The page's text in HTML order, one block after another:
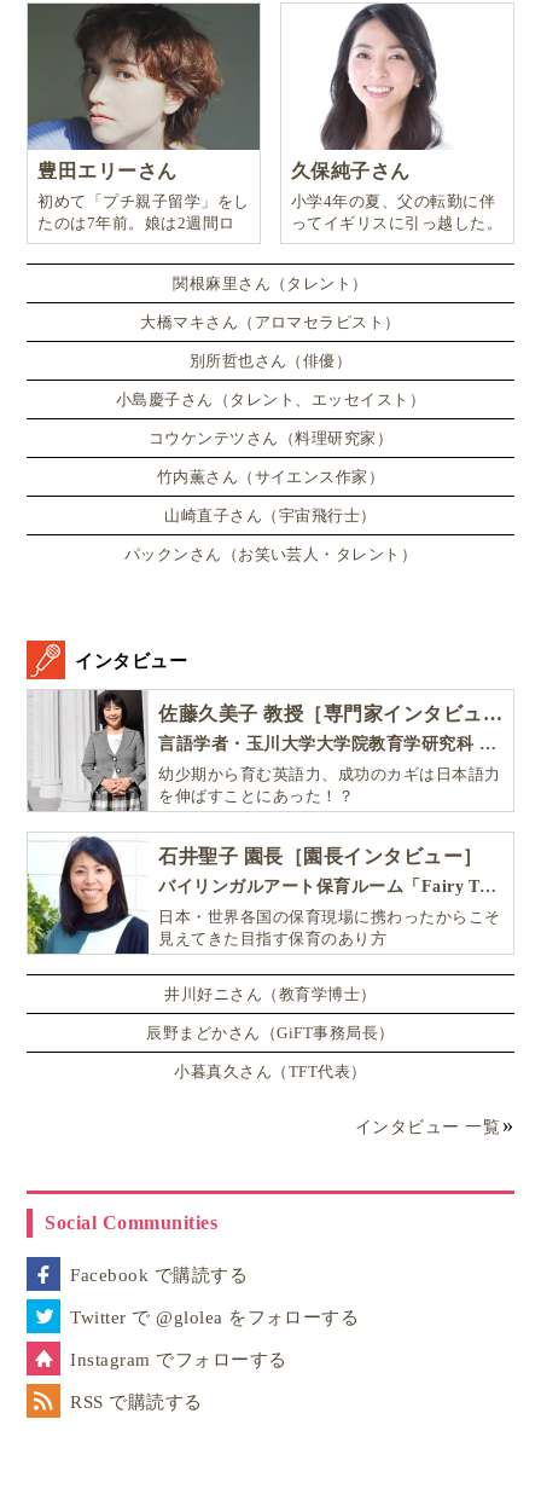
これはスウェーデンでも同様です。
例えば、スウェーデンの子ども支援団体 BRIS（ブリ
ス） は、夏休み期間中に子どもたちが以下のような問
題に直面する可能性があると警告しています。
孤独
暴力
また、こうしたリスクは経済的に困難な家庭だけに限
られるものではありません。
スウェーデンでは共働きが一般的であり、保護者が仕
事で家を空ける時間が長いことも、子どもがひとりで
となっています
ほぼすべてが共働き家庭のスウェーデン
子どもの夏休みに親はどう向き合う？
豊田エリーさん
初めて「プチ親子留学」をし
たのは7年前。娘は2週間ロ
ンドンのサマースクールに通
い、英語劇に挑戦したり、
久保純子さん
小学4年の夏、父の転勤に伴
ってイギリスに引っ越した。
関根麻里さん（タレント）
大橋マキさん（アロマセラピスト）
別所哲也さん（俳優）
小島慶子さん（タレント、エッセイスト）
コウケンテツさん（料理研究家）
竹内薫さん（サイエンス作家）
山崎直子さん（宇宙飛行士）
パックンさん（お笑い芸人・タレント）
インタビュー
佐藤久美子 教授［専門家インタビュー］
言語学者・玉川大学大学院教育学研究科 教授・NHK「えいごであそぼ」総合指導
幼少期から育む英語力、成功のカギは日本語力
を伸ばすことにあった！？
石井聖子 園長［園長インタビュー］
バイリンガルアート保育ルーム「Fairy Tale（フェアリーテイル）」
日本・世界各国の保育現場に携わったからこそ
見えてきた目指す保育のあり方
井川好ニさん（教育学博士）
辰野まどかさん（GiFT事務局長）
小暮真久さん（TFT代表）
インタビュー 一覧
Social Communities
Facebook で購読する
Twitter で @glolea をフォローする
Instagram でフォローする
RSS で購読する